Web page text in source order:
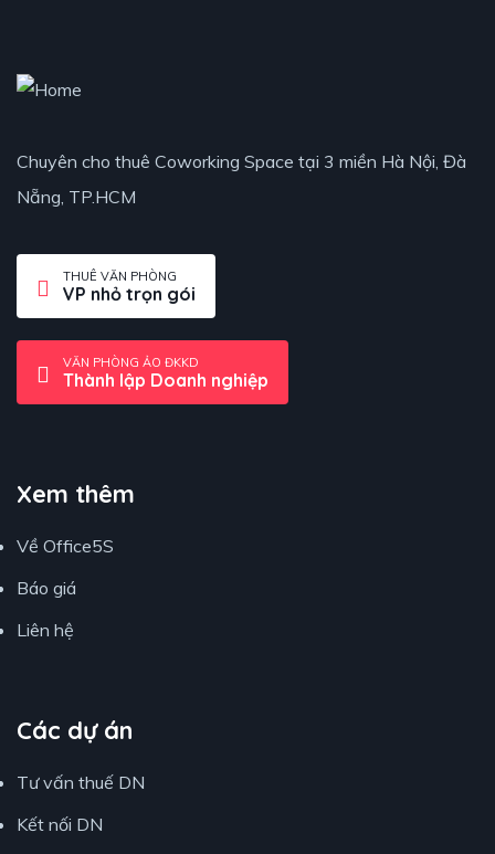
Chuyên cho thuê Coworking Space tại 3 miền Hà Nội, Đà
Nẵng, TP.HCM
THUÊ VĂN PHÒNG
VP nhỏ trọn gói
VĂN PHÒNG ẢO ĐKKD
Thành lập Doanh nghiệp
Xem thêm
Về Office5S
Báo giá
Liên hệ
Các dự án
Tư vấn thuế DN
Kết nối DN